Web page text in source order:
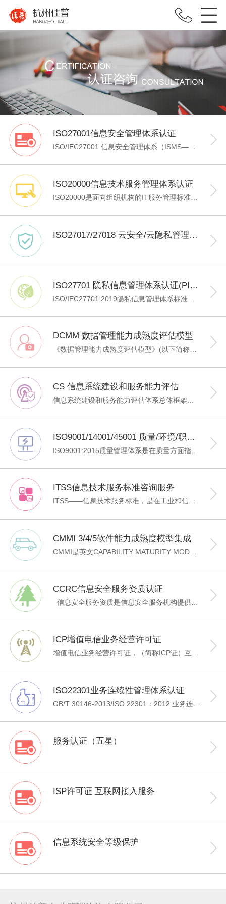
ISO27001信息安全管理体系认证
ISO/IEC27001 信息安全管理体系（ISMS——INFORMATION SECURITY MANAGEMENT SYSTEM)是信息安全管理的国际标准。最初源于英国标准BS7799，经过十年的不断改版，最终再2005年被国际标准化组织（ISO）转化为正式的国际标准，目前国际采用进一步更新的ISO/IEC27001:2013作为企业建立信息安全管理的最新要求。该标准可用于组织的信息安全管理建设和实施，通过管理体系保障组织全方面的信息安全，采用PDCA过程方法，基于风险评估的风险管理理念，全面系统地持续改进组织的信息安全管理。
ISO20000信息技术服务管理体系认证
ISO20000是面向组织机构的IT服务管理标准，目的是提供建立、实施、运作、监控、评审、维护和改进IT服务管理体系（ITSMS）的模型，致力于通过“IT服务标准化”来管理IT问题，即将IT问题归类，识别问题的内在联系，然后依据服务级别协议进行计划、推行和监控，并强调与客户的沟通。建立IT服务管理体系（ITSMS）已成为各组织，特别是金融机构、电信、高科技产业等管理运营风险不可缺少的重要机制。企业在实施ISO20000IT服务管理体系认证后，在各个流程中，各个工作岗位上都建立了一个自我完善的循环，工作的策划、执行、检查以及持续的发现问题改善问题的体系，使每个员工都具备问题意识、自觉发现自我工作当中的问题，并通过系统的方法，将问题一个一个地解决，从流程、人员和技术三个方面提升IT的效率和效用。
ISO27017/27018 云安全/云隐私管理体系认证
ISO27701 隐私信息管理体系认证(PIMS)
ISO/IEC27701:2019隐私信息管理体系标准，从组织治理、法律合规、流程规范、信息技术、监督等多个维度，为私营企业、政府机构和非盈利组织等社会机构，提供了一套完整的个人数据处理方法和隐私信息管理的框架，也是目前国际上最权威、最严格、最为广泛接受和应用的隐私信息管理体系。
DCMM 数据管理能力成熟度评估模型
《数据管理能力成熟度评估模型》(以下简称DCMM)是我国在数据管理领域首个正式发布的国家标准，旨在帮助企业利用先进的数据管理理念和方法，建立和评价自身数据管理能力，持续完善数据管理组织、程序和制度，充分发挥数据在促进企业向信息化、数字化、智能化发展方面的价值。
CS 信息系统建设和服务能力评估
ISO9001/14001/45001 质量/环境/职业健康安全管理体系认证
ISO9001:2015质量管理体系是在质量方面指挥和控制组织的协调活动，通常包括制定质量方针、目标以及质量策划、质量控制、质量保证和质量改进等活动。实现质量管理的方针目标，有效地开展各项质量管理活动，内部可强化管理，提高人员素质和企业文化；外部提升企业形象和市场份额。 ISO14001:2015环境管理体系认证是一项内部管理工具，旨在帮助组织实现自身设定的环境表现水平，并不断地改进环境行为，不断达到更新更佳的高度。其中有规范的动作程序，文件化的控制机制，它通过有明确职责、义务的组织结构来贯彻落实，目的在于防止对环境的不利影响。 ISO45001：2018 职业健康管理体系为企业提高职业健康安全绩效提供了一个科学、有效的管理手段；有助于推动职业健康安全法规和制度的贯彻执行；提高职业健康安全管理水平；对企业产生直接和间接的经济效益；将在社会上树立企业良好的品质和形象。
ITSS信息技术服务标准咨询服务
ITSS——信息技术服务标准，是在工业和信息化部、国家标准化委的领导和支持下，由ITSS工作组研制的一套IT服务领域的标准库和一套提供IT服务的方法论。是一套成体系和综合配套的信息技术服务标准库，全面规范了IT服务产品及其组成要素，用于指导实施标准化和可信赖的IT服务。杭州佳普旨在帮助IT企业建立运维服务管理体系，获取ITSS运维服务能力成熟度资质，当前该资质共分为4级。
CMMI 3/4/5软件能力成熟度模型集成
CMMI是英文CAPABILITY MATURITY MODEL INTEGRATION的简称，中文译意是能力成熟度模型集成。CMMI模型是卡内基梅隆大学2001年9月推出的成熟的系统工程和软件工程的集成成熟度模型。这个模型可以指引一个组织去改进它用于开发、维护和购买产品和服务的过程。CMMI模型具有两种表示方式：连续型和阶段型。对于CMMI评估，业内普遍采用的是阶段型表示方式，如有特殊过程改进的需求，我们建议采用连续型表示方式。IDEAL模型代表了过程改进活动的一个生命周期，它作为一个基础性的策略，已经在SEI的许多服务中采用。IDEAL模型是用过程改进的五个阶段描述来命名的：INITIATING初始化、DIAGNOSING诊断、ESTABLISHING建立、ACTING行动、LEARNING扩充。IDEAL模型已经被业界证明为十分有效的过程改进方法。故此，我们推荐采用IDEAL模型作为过程改进的方法。
CCRC信息安全服务资质认证
信息安全服务资质是信息安全服务机构提供安全服务的一种资格，包括法律地位、资源状况、管理水平、 技术能力等方面的要求。信息安全服务资质认证是依据国家法律法规、国家标准、行业标准和技术规范，按照认证基本规范及认证规则，对提供信息安全服务机构的信息安全服务资质进行评价。 通过对信息安全服务分类分级的资质认证，可以对信息安全服务提供商的基本资格、管理能力、技术能力和服务过程能力等方面进行权威、客观、公正的评价，证明其服务能力，满足社会对服务的选择需求。同时，认证过程也将有效促进服务提供方完善自身管理体系，提高服务质量和水平，引导行业健康规范发展。 信息安全服务资质认证分为八个分项：安全集成服务资质认证、安全运维服务资质认证、风险评估服务资质认证、应急处理服务资质认证、软件安全开发服务资质认证、灾难备份与恢复服务资质认证、工业控制安全服务资质认证、网络安全审计服务资质认证。
ICP增值电信业务经营许可证
增值电信业务经营许可证，（简称ICP证）互联网经营的主要内容为在线支付、充值平台、网络广告、有偿提供信息服务、电子商务及其它网上经营服务的运营商必须向通信管理局申请的互联网许可证，ICP网络经营许是中华人民共和国国务院令第291号《中华人民共和国电信条例》、第292号《互联网信息服务管理办法》，国家对提供互联网信息服务的ICP实行许可证制度，所以运营商必须有ICP证才能为用户提供在线支付、充值平台、网络广告、有偿提供信息服务、电子商务及其它网上经营服务。
ISO22301业务连续性管理体系认证
GB/T 30146-2013/ISO 22301：2012 业务连续性管理体系（BCMS——BUSINESS CONTINUITY MANAGEMENT SYSTEM）是国内同等转换ISO业务连续性管理体系的国家标准。“业务连续性”的概念来源于计算机技术中的“容灾”和“恢复计划”，是一个组织整体或部分过程持续运行能力的指标。经过多年发展，“业务连续性”已广泛应用于各种规模的生产型和服务型组织，并进一步发展成为“业务联系性管理体系”（简称BCMS），成为各个组织整体管理体系中的核心部分。BCMS采用PDCA的过程方法，通过对风险的识别、分析和预警来帮助组织规避潜在事件的发生，并且制定完备的“业务连续性计划“，有效的应对中断发生后的快速恢复，保持核心功能正常运行，将损失和恢复成本降至最低。
服务认证（五星）
ISP许可证 互联网接入服务
信息系统安全等级保护